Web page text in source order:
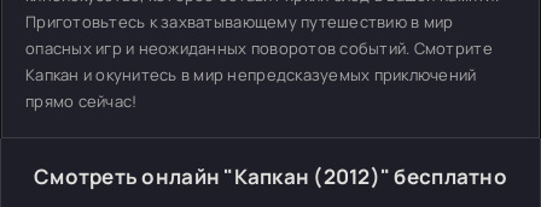
Приготовьтесь к захватывающему путешествию в мир
опасных игр и неожиданных поворотов событий. Смотрите
Капкан и окунитесь в мир непредсказуемых приключений
прямо сейчас!
Смотреть онлайн "Капкан (2012)" бесплатно